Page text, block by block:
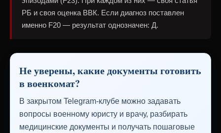
РБ и своя оценка ВВК. Если диагноз поставлен
именно F20 — результат однозначен: Д.
Не уверены, какие документы готовить
в военкомат?
В закрытом Telegram-клубе можно задавать
вопросы военному юристу и врачу, разбирать
медицинские документы и получать пошаговые